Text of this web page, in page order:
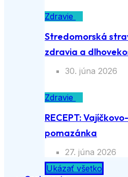
Zdravie
Stredomorská
zdravia a
30. júna 2026
Zdravie
RECEPT:
pomazánka
27. júna 2026
Ukázať všetko